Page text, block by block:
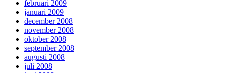
februari 2009
januari 2009
december 2008
november 2008
oktober 2008
september 2008
augusti 2008
juli 2008